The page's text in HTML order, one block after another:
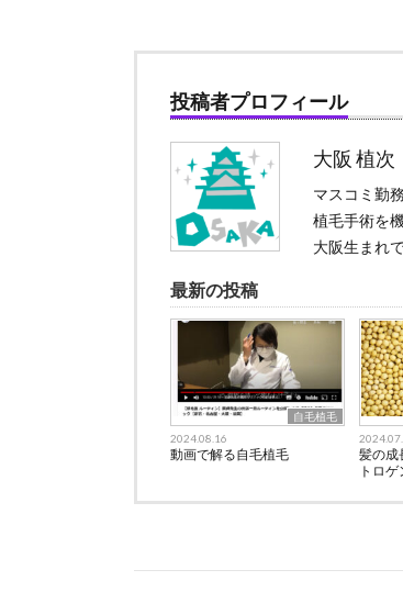
投稿者プロフィール
大阪 植次
マスコミ勤務
植毛手術を
大阪生まれ
最新の投稿
自毛植毛
2024.08.16
動画で解る自毛植毛
髪の成
トロゲ